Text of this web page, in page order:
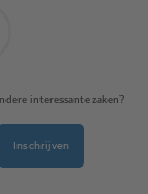
interessante zaken?
Inschrijven